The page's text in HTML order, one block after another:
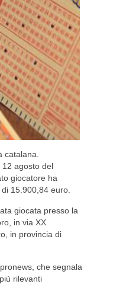
catalana.
12 agosto del
giocatore ha
15.900,84 euro.
giocata presso la
in via XX
in provincia di
che segnala
rilevanti